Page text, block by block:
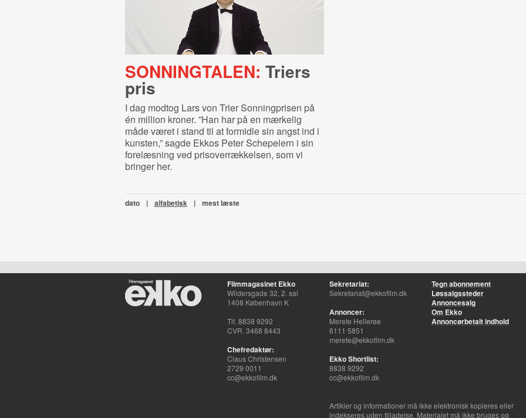
SONNINGTALEN: Triers
pris
I dag modtog Lars von Trier Sonningprisen på
én million kroner. ”Han har på en mærkelig
måde været i stand til at formidle sin angst ind i
kunsten,” sagde Ekkos Peter Schepelern i sin
forelæsning ved prisoverrækkelsen, som vi
bringer her.
dato | alfabetisk | mest læste
Filmmagasinet Ekko
Wildersgade 32, 2. sal
1408 København K
Tlf. 8838 9292
CVR. 3468 8443
Chefredaktør:
Claus Christensen
2729 0011
cc@ekkofilm.dk
Sekretariat:
Sekretariat@ekkofilm.dk
Annoncer:
Merete Hellerøe
6111 5851
merete@ekkofilm.dk
Ekko Shortlist:
8838 9292
cc@ekkofilm.dk
Tegn abonnement
Løssalgssteder
Annoncesalg
Om Ekko
Annoncørbetalt indhold
Artikler og informationer må ikke elektronisk kopieres eller
indekseres uden tilladelse. Materialet må ikke bruges og